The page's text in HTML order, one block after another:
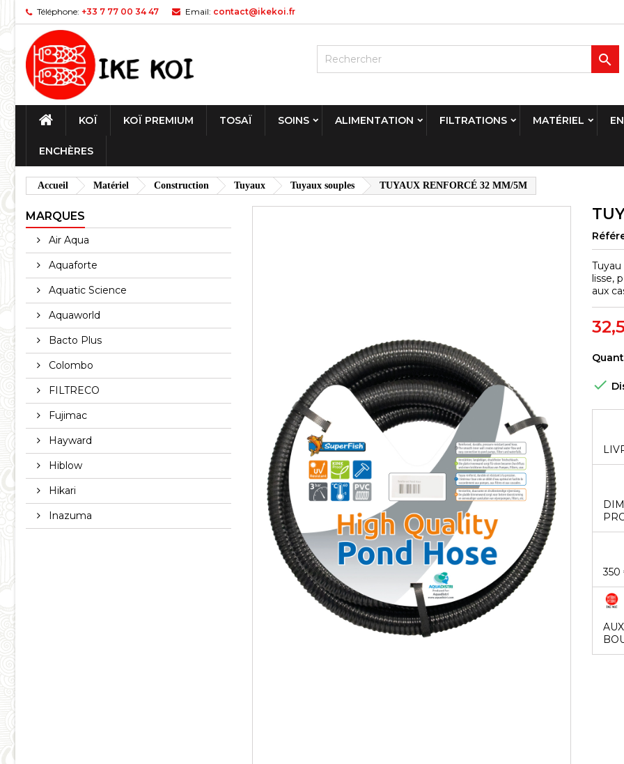
Téléphone: +33 7 77 00 34 47 Email: contact@ikekoi.fr

KOÏ KOÏ PREMIUM TOSAÏ SOINS ALIMENTATION FILTRATIONS MATÉRIEL
ENCHÈRES
Accueil Matériel Construction Tuyaux Tuyaux souples TUYAUX RENFORCÉ 32 MM/5M
MARQUES
Air Aqua
Aquaforte
Aquatic Science
Aquaworld
Bacto Plus
Colombo
FILTRECO
Fujimac
Hayward
Hiblow
Hikari
Inazuma
lisse,
aux

350